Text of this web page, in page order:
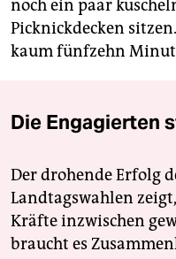
noch ein paar
Picknickdecken
kaum fünfzehn
Die Engagierten
Der drohende Erfolg
Landtagswahlen
Kräfte inzwischen
braucht es